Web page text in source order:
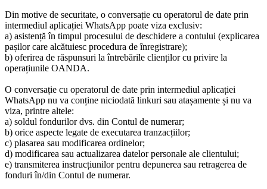
Din motive de securitate, o conversație cu operatorul de date prin
intermediul aplicației WhatsApp poate viza exclusiv:
a) asistență în timpul procesului de deschidere a contului (explicarea
pașilor care alcătuiesc procedura de înregistrare);
b) oferirea de răspunsuri la întrebările clienților cu privire la
operațiunile OANDA.
O conversație cu operatorul de date prin intermediul aplicației
WhatsApp nu va conține niciodată linkuri sau atașamente și nu va
viza, printre altele:
a) soldul fondurilor dvs. din Contul de numerar;
b) orice aspecte legate de executarea tranzacțiilor;
c) plasarea sau modificarea ordinelor;
d) modificarea sau actualizarea datelor personale ale clientului;
e) transmiterea instrucțiunilor pentru depunerea sau retragerea de
fonduri în/din Contul de numerar.